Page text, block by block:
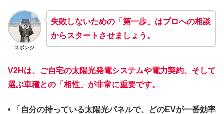
スポンジ
失敗しないための「第一歩」はプロへの相談
からスタートさせましょう。
V2Hは、ご自宅の太陽光発電システムや電力契約、そして
選ぶ車種との「相性」が非常に重要です。
• 「自分の持っている太陽光パネルで、どのEVが一番効率